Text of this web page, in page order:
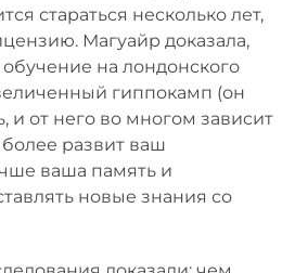
стараться несколько лет,
Магуайр доказала,
на лондонского
гиппокамп (он
и от него во многом зависит
развит ваш
ваша память и
новые знания со